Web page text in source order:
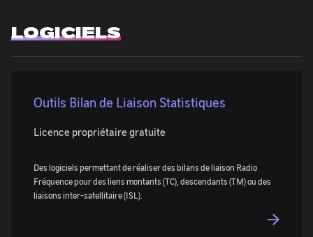
LOGICIELS
Outils Bilan de Liaison Statistiques
Licence propriétaire gratuite
Des logiciels permettant de réaliser des bilans de liaison Radio
Fréquence pour des liens montants (TC), descendants (TM) ou des
liaisons inter-satellitaire (ISL).